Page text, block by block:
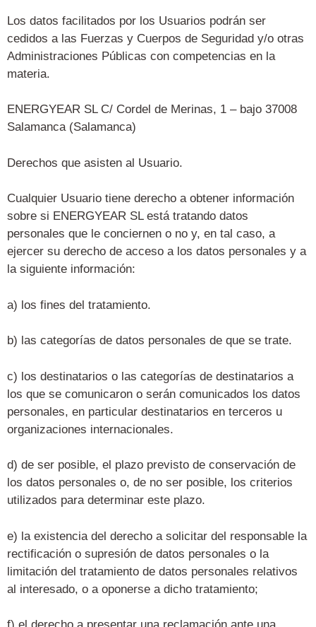
Los datos facilitados por los Usuarios podrán ser
cedidos a las Fuerzas y Cuerpos de Seguridad y/o otras
Administraciones Públicas con competencias en la
materia.
ENERGYEAR SL C/ Cordel de Merinas, 1 – bajo 37008
Salamanca (Salamanca)
Derechos que asisten al Usuario.
Cualquier Usuario tiene derecho a obtener información
sobre si ENERGYEAR SL está tratando datos
personales que le conciernen o no y, en tal caso, a
ejercer su derecho de acceso a los datos personales y a
la siguiente información:
a) los fines del tratamiento.
b) las categorías de datos personales de que se trate.
c) los destinatarios o las categorías de destinatarios a
los que se comunicaron o serán comunicados los datos
personales, en particular destinatarios en terceros u
organizaciones internacionales.
d) de ser posible, el plazo previsto de conservación de
los datos personales o, de no ser posible, los criterios
utilizados para determinar este plazo.
e) la existencia del derecho a solicitar del responsable la
rectificación o supresión de datos personales o la
limitación del tratamiento de datos personales relativos
al interesado, o a oponerse a dicho tratamiento;